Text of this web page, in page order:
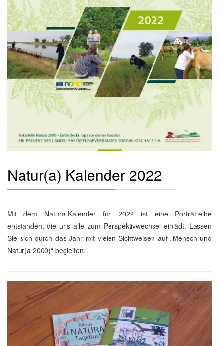
Natur(a) Kalender 2022
Mit dem Natura-Kalender für 2022 ist eine Porträtreihe
entstanden, die uns alle zum Perspektivwechsel einlädt. Lassen
Sie sich durch das Jahr mit vielen Sichtweisen auf „Mensch und
Natur(a 2000)“ begleiten.